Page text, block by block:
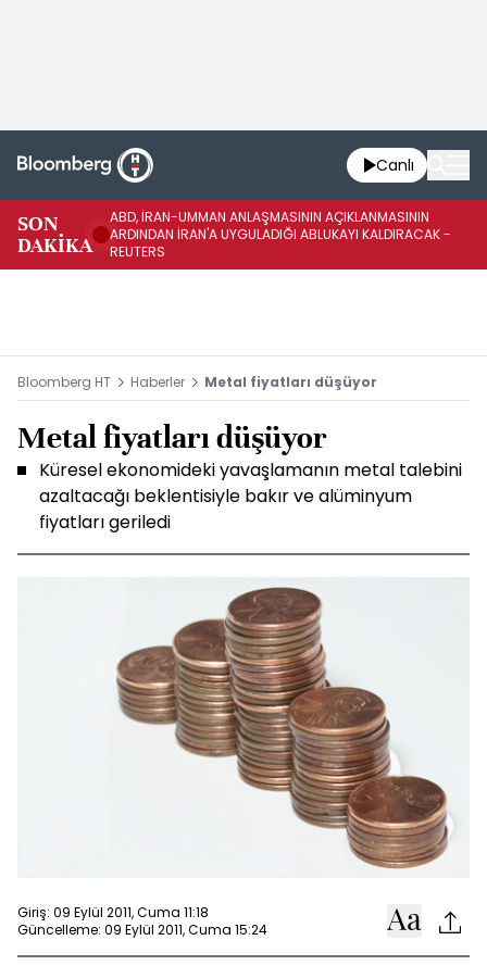
Canlı
SON
DAKİKA
ABD, İRAN-UMMAN ANLAŞMASININ AÇIKLANMASININ
ARDINDAN İRAN'A UYGULADIĞI ABLUKAYI KALDIRACAK -
REUTERS
Bloomberg HT Haberler Metal fiyatları düşüyor
Metal fiyatları düşüyor
Küresel ekonomideki yavaşlamanın metal talebini
azaltacağı beklentisiyle bakır ve alüminyum
fiyatları geriledi
Giriş: 09 Eylül 2011, Cuma 11:18
Güncelleme: 09 Eylül 2011, Cuma 15:24